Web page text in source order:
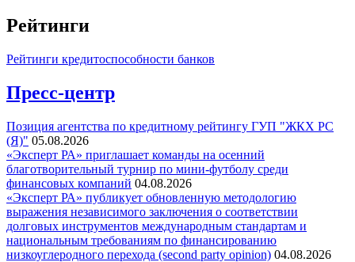
Рейтинги
Рейтинги кредитоспособности банков
Пресс-центр
Позиция агентства по кредитному рейтингу ГУП "ЖКХ РС
(Я)" 05.08.2026
«Эксперт РА» приглашает команды на осенний
благотворительный турнир по мини-футболу среди
финансовых компаний 04.08.2026
«Эксперт РА» публикует обновленную методологию
выражения независимого заключения о соответствии
долговых инструментов международным стандартам и
национальным требованиям по финансированию
низкоуглеродного перехода (second party opinion) 04.08.2026